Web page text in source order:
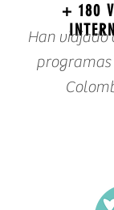
+ 180
Han viajado
programas